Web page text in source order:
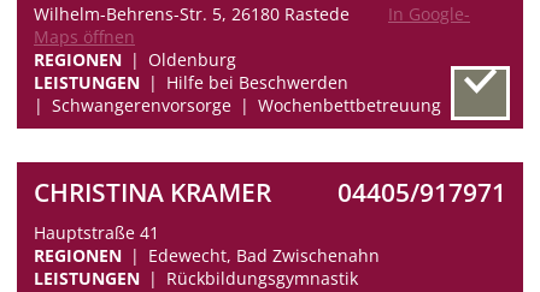
Wilhelm-Behrens-Str. 5, 26180 Rastede
In Google-
Maps öffnen
REGIONEN
Oldenburg
LEISTUNGEN
Hilfe bei Beschwerden
Schwangerenvorsorge
Wochenbettbetreuung
CHRISTINA KRAMER 04405/917971
Hauptstraße 41
REGIONEN
Edewecht, Bad Zwischenahn
LEISTUNGEN
Rückbildungsgymnastik